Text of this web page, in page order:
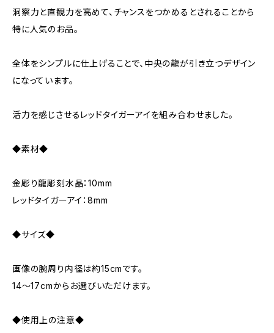
洞察力と直観力を高めて、チャンスをつかめるとされることから
特に人気のお品。
全体をシンプルに仕上げることで、中央の龍が引き立つデザイン
になっています。
活力を感じさせるレッドタイガーアイを組み合わせました。
◆素材◆
金彫り龍彫刻水晶：10mm
レッドタイガーアイ：8mm
◆サイズ◆
画像の腕周り内径は約15cmです。
14～17cmからお選びいただけます。
◆使用上の注意◆